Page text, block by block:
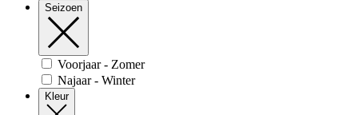
Seizoen
Voorjaar - Zomer
Najaar - Winter
Kleur